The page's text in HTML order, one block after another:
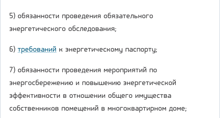
5) обязанности проведения обязательного
энергетического обследования;
6) требований к энергетическому паспорту;
7) обязанности проведения мероприятий по
энергосбережению и повышению энергетической
эффективности в отношении общего имущества
собственников помещений в многоквартирном доме;